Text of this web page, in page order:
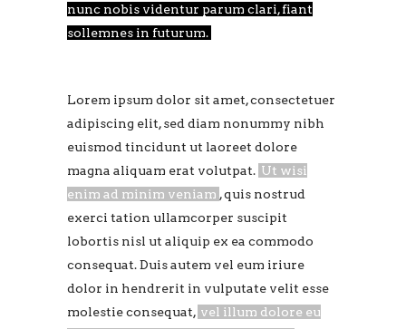
nunc nobis videntur parum clari, fiant
sollemnes in futurum.
Lorem ipsum dolor sit amet, consectetuer
adipiscing elit, sed diam nonummy nibh
euismod tincidunt ut laoreet dolore
magna aliquam erat volutpat. Ut wisi
enim ad minim veniam , quis nostrud
exerci tation ullamcorper suscipit
lobortis nisl ut aliquip ex ea commodo
consequat. Duis autem vel eum iriure
dolor in hendrerit in vulputate velit esse
molestie consequat, vel illum dolore eu